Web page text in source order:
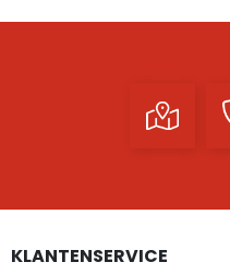
KLANTENSERVICE